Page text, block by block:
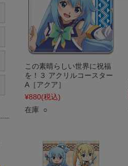
この素晴らしい世界に祝福
を！３ アクリルコースター
A［アクア］
¥880(税込)
在庫 ○